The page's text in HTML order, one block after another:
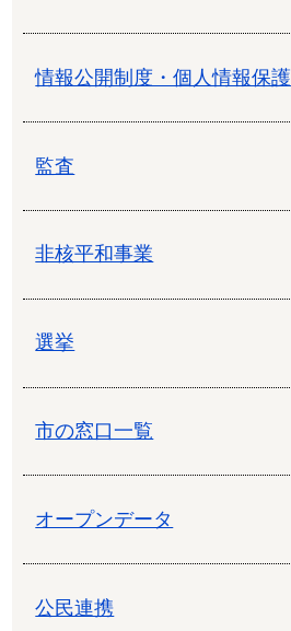
情報公開制度・個人情報保護
監査
非核平和事業
選挙
市の窓口一覧
オープンデータ
公民連携